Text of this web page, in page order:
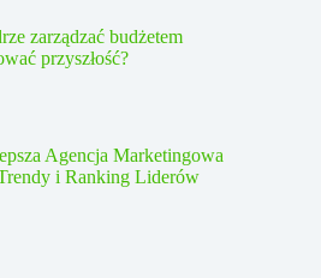
zarządzać budżetem
przyszłość?
Agencja Marketingowa
i Ranking Liderów